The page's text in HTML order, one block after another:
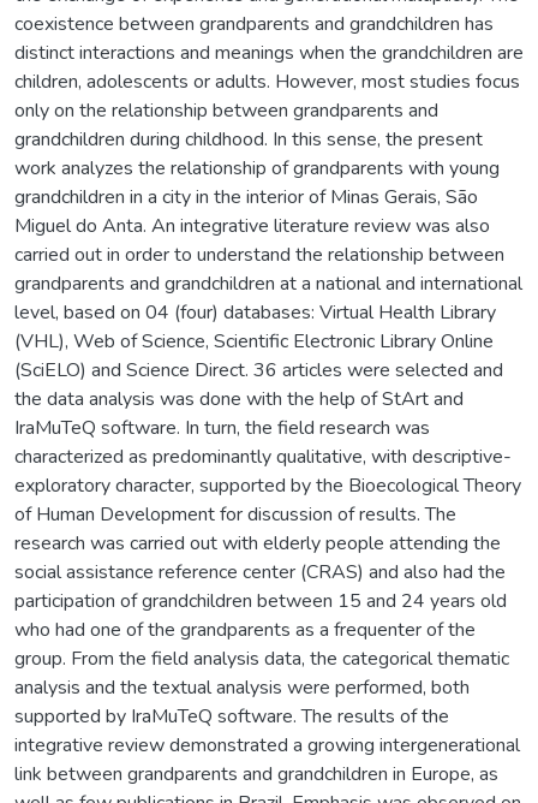
coexistence between grandparents and grandchildren has
distinct interactions and meanings when the grandchildren are
children, adolescents or adults. However, most studies focus
only on the relationship between grandparents and
grandchildren during childhood. In this sense, the present
work analyzes the relationship of grandparents with young
grandchildren in a city in the interior of Minas Gerais, São
Miguel do Anta. An integrative literature review was also
carried out in order to understand the relationship between
grandparents and grandchildren at a national and international
level, based on 04 (four) databases: Virtual Health Library
(VHL), Web of Science, Scientific Electronic Library Online
(SciELO) and Science Direct. 36 articles were selected and
the data analysis was done with the help of StArt and
IraMuTeQ software. In turn, the field research was
characterized as predominantly qualitative, with descriptive-
exploratory character, supported by the Bioecological Theory
of Human Development for discussion of results. The
research was carried out with elderly people attending the
social assistance reference center (CRAS) and also had the
participation of grandchildren between 15 and 24 years old
who had one of the grandparents as a frequenter of the
group. From the field analysis data, the categorical thematic
analysis and the textual analysis were performed, both
supported by IraMuTeQ software. The results of the
integrative review demonstrated a growing intergenerational
link between grandparents and grandchildren in Europe, as